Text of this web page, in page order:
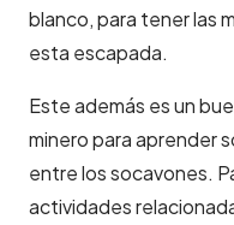
blanco, para tener las
esta escapada.
Este además es un
minero para aprender
entre los socavones.
actividades